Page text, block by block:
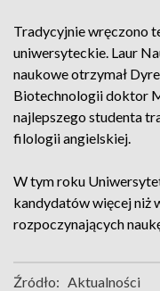
Tradycyjnie wręczono
uniwersyteckie. Laur
naukowe otrzymał
Biotechnologii doktor
najlepszego studenta
filologii angielskiej.
W tym roku
kandydatów więcej niż
rozpoczynających
Źródło: Aktualności